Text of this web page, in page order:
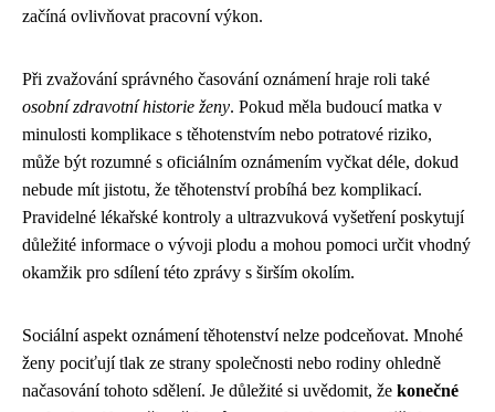
začíná ovlivňovat pracovní výkon.
Při zvažování správného časování oznámení hraje roli také
osobní zdravotní historie ženy. Pokud měla budoucí matka v
minulosti komplikace s těhotenstvím nebo potratové riziko,
může být rozumné s oficiálním oznámením vyčkat déle, dokud
nebude mít jistotu, že těhotenství probíhá bez komplikací.
Pravidelné lékařské kontroly a ultrazvuková vyšetření poskytují
důležité informace o vývoji plodu a mohou pomoci určit vhodný
okamžik pro sdílení této zprávy s širším okolím.
Sociální aspekt oznámení těhotenství nelze podceňovat. Mnohé
ženy pociťují tlak ze strany společnosti nebo rodiny ohledně
načasování tohoto sdělení. Je důležité si uvědomit, že konečné